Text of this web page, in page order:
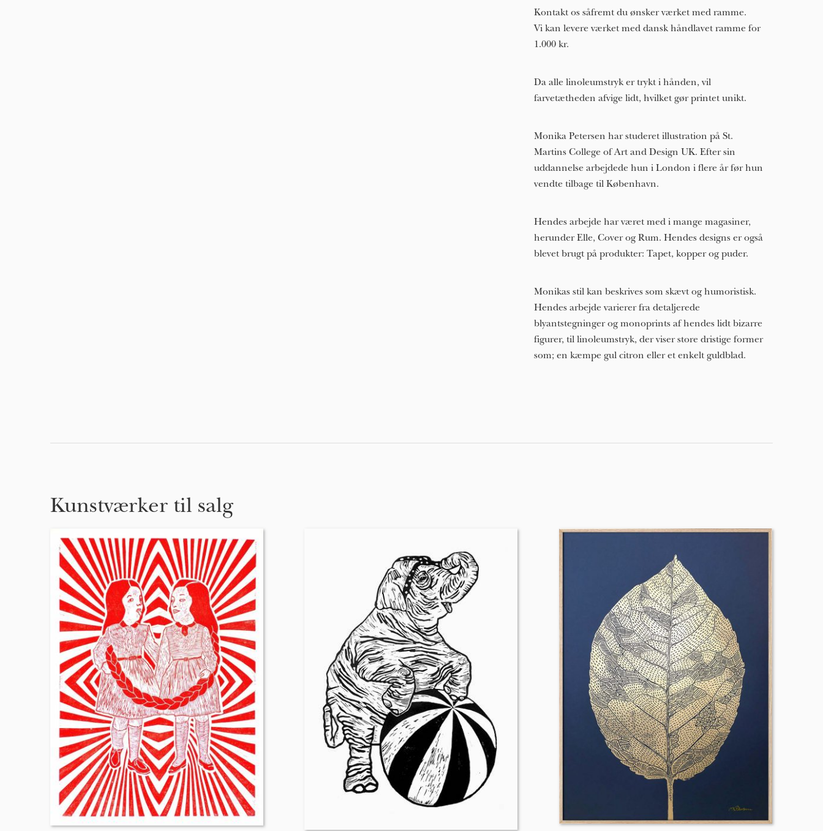
Kontakt os såfremt du ønsker værket med ramme.
Vi kan levere værket med dansk håndlavet ramme for
1.000 kr.
Da alle linoleumstryk er trykt i hånden, vil
farvetætheden afvige lidt, hvilket gør printet unikt.
Monika Petersen har studeret illustration på St.
Martins College of Art and Design UK. Efter sin
uddannelse arbejdede hun i London i flere år før hun
vendte tilbage til København.
Hendes arbejde har været med i mange magasiner,
herunder Elle, Cover og Rum. Hendes designs er også
blevet brugt på produkter: Tapet, kopper og puder.
Monikas stil kan beskrives som skævt og humoristisk.
Hendes arbejde varierer fra detaljerede
blyantstegninger og monoprints af hendes lidt bizarre
figurer, til linoleumstryk, der viser store dristige former
som; en kæmpe gul citron eller et enkelt guldblad.
Kunstværker til salg